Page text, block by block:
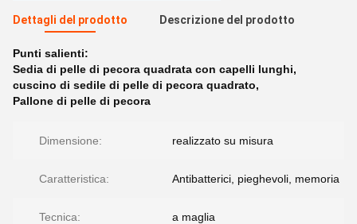
Dettagli del prodotto Descrizione del prodotto
Punti salienti:
Sedia di pelle di pecora quadrata con capelli lunghi,
cuscino di sedile di pelle di pecora quadrato,
Pallone di pelle di pecora
Dimensione: realizzato su misura
Caratteristica: Antibatterici, pieghevoli, memoria
Tecnica: a maglia